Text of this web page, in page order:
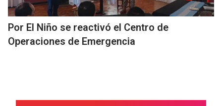
Por El Niño se reactivó el Centro de
Operaciones de Emergencia